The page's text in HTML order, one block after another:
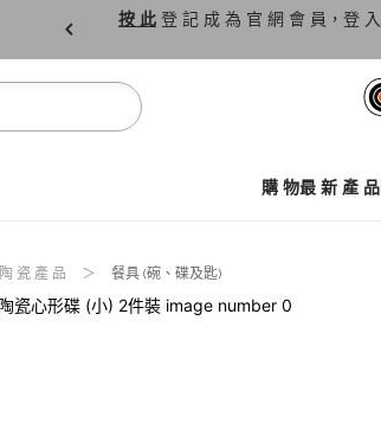
按 此 登 記 成 為 官 網 會 員，登
購 物最 新 產 品
陶 瓷 產 品 餐具 (碗、碟及匙)